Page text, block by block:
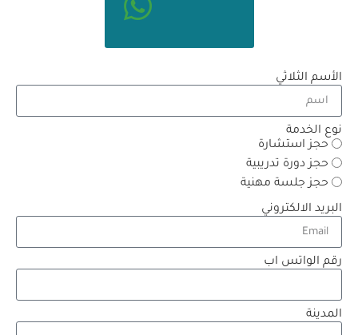
الأسم الثلاثي
نوع الخدمة
حجز استشارة
حجز دورة تدريبية
حجز جلسة مهنية
البريد الالكتروني
رقم الواتس اب
المدينة